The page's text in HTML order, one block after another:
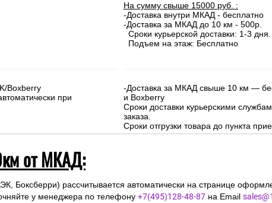
Boxberry
при
На сумму свыше 15000 руб. :
-Доставка внутри МКАД - бесплатно
-Доставка за МКАД до 10 км - 500р.
Сроки курьерской доставки: 1-3 дня.
Подъем на этаж: Бесплатно
-Доставка за МКАД свыше 10 км —
и Boxberry
Сроки доставки курьерскими
заказа.
Сроки отгрузки товара до пункта
от МКАД:
Боксберри) рассчитывается автоматически на странице
у менеджера по телефону +7(495)128-48-87 на Email